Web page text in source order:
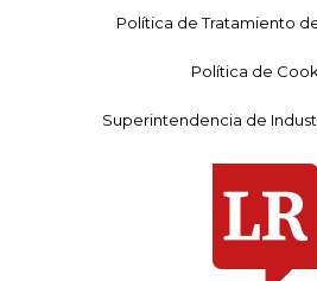
Política de Tratamiento
Política de
Superintendencia de